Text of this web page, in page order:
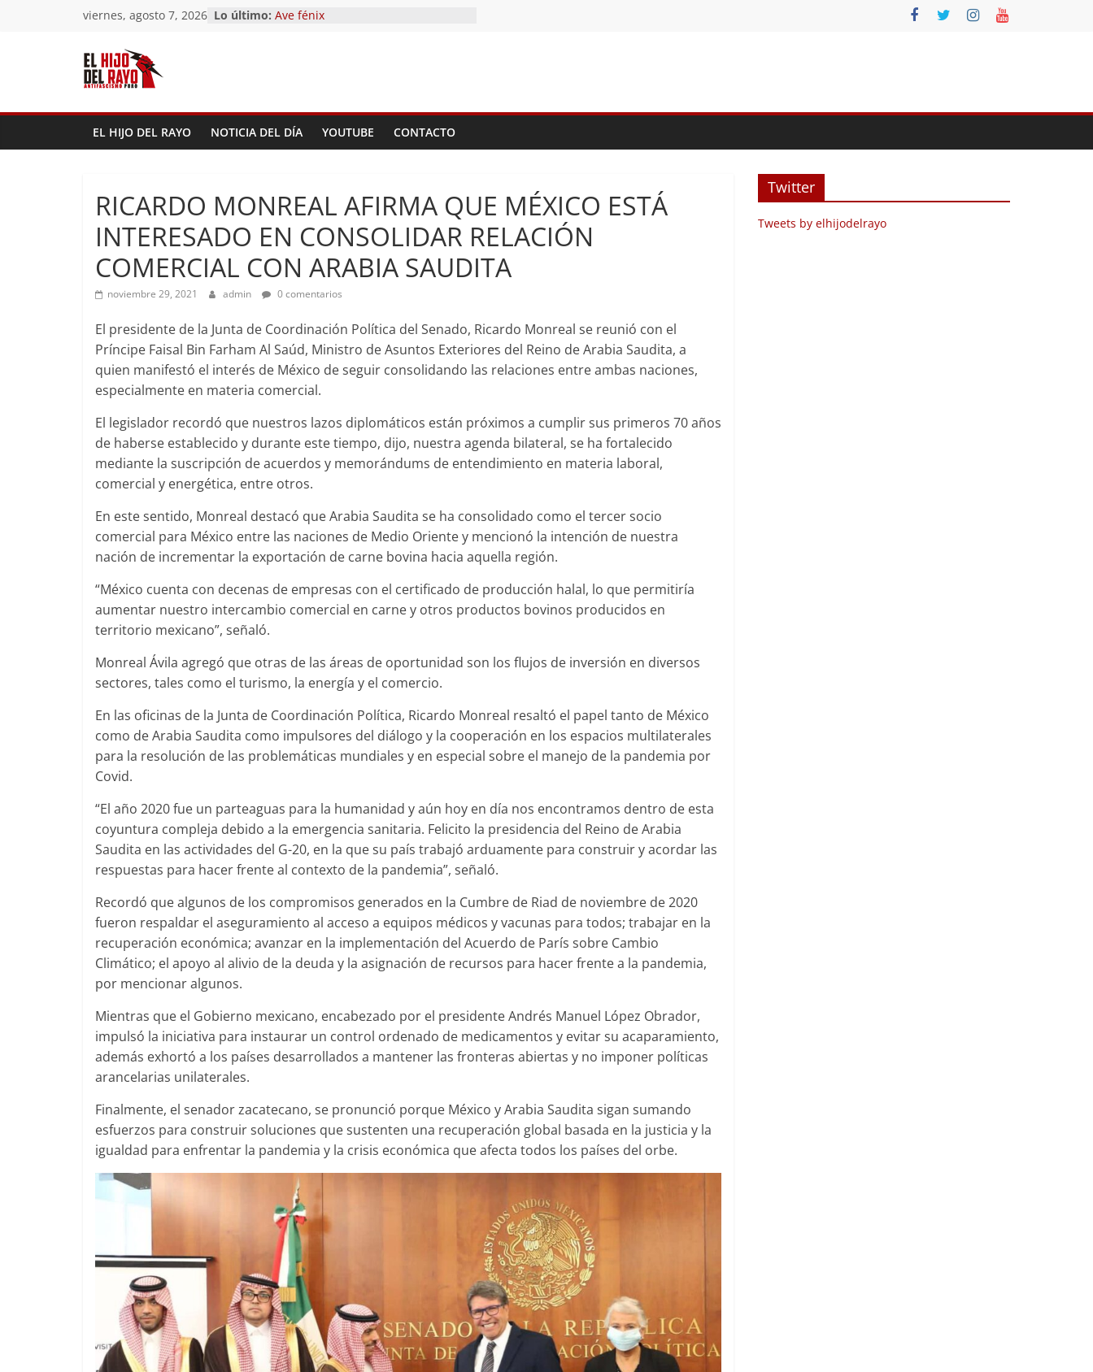
viernes, agosto 7, 2026 Lo último: Pandemonium)
EL HIJO DEL RAYO NOTICIA DEL DÍA YOUTUBE CONTACTO
RICARDO MONREAL AFIRMA QUE MÉXICO ESTÁ
INTERESADO EN CONSOLIDAR RELACIÓN
COMERCIAL CON ARABIA SAUDITA
noviembre 29, 2021 admin 0 comentarios
El presidente de la Junta de Coordinación Política del Senado, Ricardo Monreal se reunió con el
Príncipe Faisal Bin Farham Al Saúd, Ministro de Asuntos Exteriores del Reino de Arabia Saudita, a
quien manifestó el interés de México de seguir consolidando las relaciones entre ambas naciones,
especialmente en materia comercial.
El legislador recordó que nuestros lazos diplomáticos están próximos a cumplir sus primeros 70 años
de haberse establecido y durante este tiempo, dijo, nuestra agenda bilateral, se ha fortalecido
mediante la suscripción de acuerdos y memorándums de entendimiento en materia laboral,
comercial y energética, entre otros.
En este sentido, Monreal destacó que Arabia Saudita se ha consolidado como el tercer socio
comercial para México entre las naciones de Medio Oriente y mencionó la intención de nuestra
nación de incrementar la exportación de carne bovina hacia aquella región.
“México cuenta con decenas de empresas con el certificado de producción halal, lo que permitiría
aumentar nuestro intercambio comercial en carne y otros productos bovinos producidos en
territorio mexicano”, señaló.
Monreal Ávila agregó que otras de las áreas de oportunidad son los flujos de inversión en diversos
sectores, tales como el turismo, la energía y el comercio.
En las oficinas de la Junta de Coordinación Política, Ricardo Monreal resaltó el papel tanto de México
como de Arabia Saudita como impulsores del diálogo y la cooperación en los espacios multilaterales
para la resolución de las problemáticas mundiales y en especial sobre el manejo de la pandemia por
Covid.
“El año 2020 fue un parteaguas para la humanidad y aún hoy en día nos encontramos dentro de esta
coyuntura compleja debido a la emergencia sanitaria. Felicito la presidencia del Reino de Arabia
Saudita en las actividades del G-20, en la que su país trabajó arduamente para construir y acordar las
respuestas para hacer frente al contexto de la pandemia”, señaló.
Recordó que algunos de los compromisos generados en la Cumbre de Riad de noviembre de 2020
fueron respaldar el aseguramiento al acceso a equipos médicos y vacunas para todos; trabajar en la
recuperación económica; avanzar en la implementación del Acuerdo de París sobre Cambio
Climático; el apoyo al alivio de la deuda y la asignación de recursos para hacer frente a la pandemia,
por mencionar algunos.
Mientras que el Gobierno mexicano, encabezado por el presidente Andrés Manuel López Obrador,
impulsó la iniciativa para instaurar un control ordenado de medicamentos y evitar su acaparamiento,
además exhortó a los países desarrollados a mantener las fronteras abiertas y no imponer políticas
arancelarias unilaterales.
Finalmente, el senador zacatecano, se pronunció porque México y Arabia Saudita sigan sumando
esfuerzos para construir soluciones que sustenten una recuperación global basada en la justicia y la
igualdad para enfrentar la pandemia y la crisis económica que afecta todos los países del orbe.
Twitter
Tweets by elhijodelrayo